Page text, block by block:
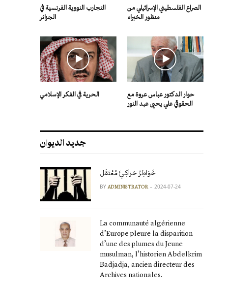
التجارب النووية الفرنسية في
الجزائر
الصراع الفلسطيني الإسرائيلي من
منظور الخبراء
الحرية في الفكر الإسلامي
حوار الدكتور عباس عروة مع
الحقوقي علي يحيى عبد النور
جديد الديوان
خَوَاطِرُ حَرَاكِـيٍّ مُعْتَقَل
BY ADMINISTRATOR 2024-07-24
La communauté algérienne
d’Europe pleure la disparition
d’une des plumes du Jeune
musulman, l’historien Abdelkrim
Badjadja, ancien directeur des
Archives nationales.